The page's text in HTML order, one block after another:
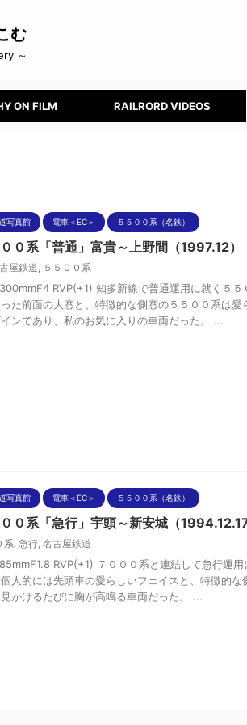
む
～
ON FILM RAILRORD VIDEOS
写真館 電車＜EC＞ ５５００系（名鉄）
０系「普通」富貴～上野間（1997.12）
屋鉄道, ５５００系
RVP(+1) 知多新線で普通運用に就く５５
た前面の大窓と、特徴的な側窓の５５００系は愛
ンであり、私のお気に入りの車両だった。 ...
写真館 電車＜EC＞ ５５００系（名鉄）
０系「急行」宇頭～新安城（1994.12.17
系, 急行, 名古屋鉄道
RVP(+1) ７０００系と連結して急行運用
人的には先頭車の愛らしいフェイスと、特徴的な
かけるたびに胸が高鳴る車両だった。 ...